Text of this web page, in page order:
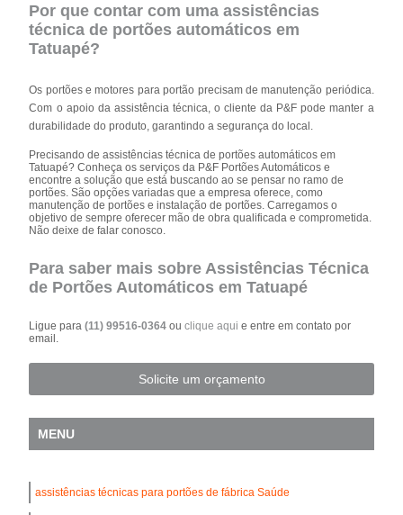
Por que contar com uma assistências
técnica de portões automáticos em
Tatuapé?
Os portões e motores para portão precisam de manutenção periódica.
Com o apoio da assistência técnica, o cliente da P&F pode manter a
durabilidade do produto, garantindo a segurança do local.
Precisando de assistências técnica de portões automáticos em
Tatuapé? Conheça os serviços da P&F Portões Automáticos e
encontre a solução que está buscando ao se pensar no ramo de
portões. São opções variadas que a empresa oferece, como
manutenção de portões e instalação de portões. Carregamos o
objetivo de sempre oferecer mão de obra qualificada e comprometida.
Não deixe de falar conosco.
Para saber mais sobre Assistências Técnica
de Portões Automáticos em Tatuapé
Ligue para(11) 99516-0364ouclique aqui e entre em contato por
email.
Solicite um orçamento
MENU
assistências técnicas para portões de fábrica Saúde